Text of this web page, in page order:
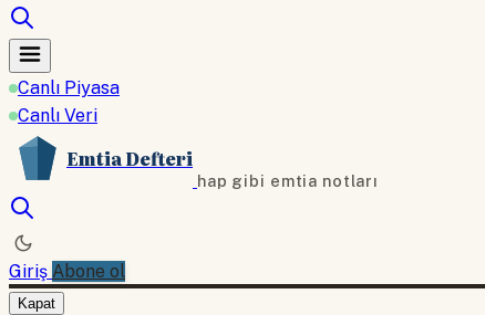
Canlı Piyasa
Canlı Veri
Emtia Defteri
hap gibi emtia notları
Giriş Abone ol
Kapat